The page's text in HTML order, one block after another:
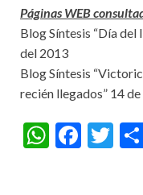
Páginas WEB
Blog Síntesis “Día del
del 2013
Blog Síntesis
recién llegados” 14
W F
T